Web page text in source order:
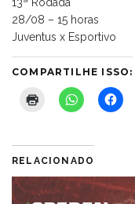
28/08 – 15 horas
Juventus x Esportivo
COMPARTILHE ISSO:
RELACIONADO